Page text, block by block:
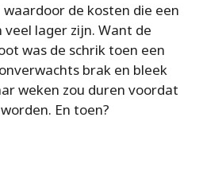
de kosten die een
lager zijn. Want de
was de schrik toen een
brak en bleek
weken zou duren voordat
En toen?